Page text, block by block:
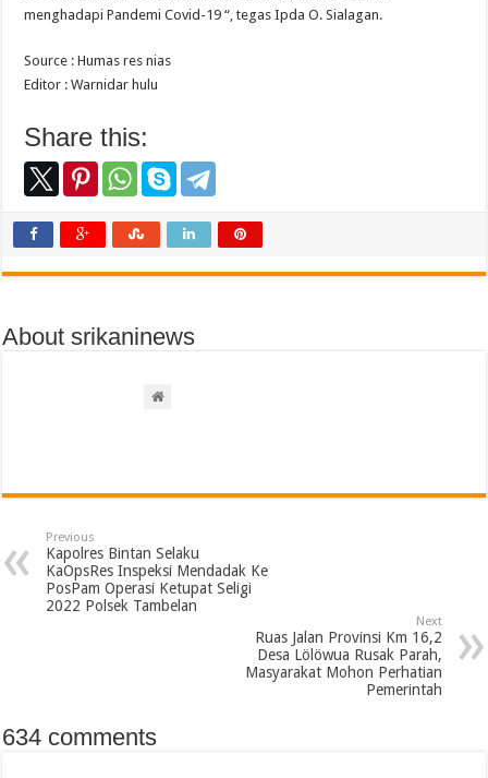
menghadapi Pandemi Covid-19 “, tegas Ipda O. Sialagan.
Source : Humas res nias
Editor : Warnidar hulu
Share this:
About srikaninews
Previous
Kapolres Bintan Selaku
KaOpsRes Inspeksi Mendadak Ke
PosPam Operasi Ketupat Seligi
2022 Polsek Tambelan
Next
Ruas Jalan Provinsi Km 16,2
Desa Lölöwua Rusak Parah,
Masyarakat Mohon Perhatian
Pemerintah
634 comments